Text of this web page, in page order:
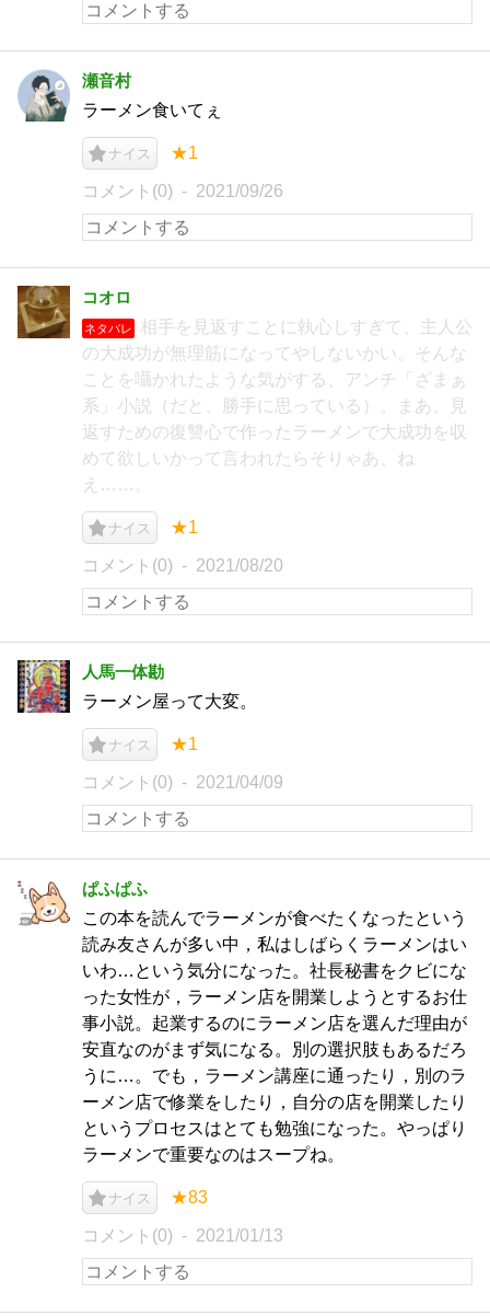
瀬音村
ラーメン食いてぇ
ナイス ★1
コメント(0) 2021/09/26
コオロ
ネタバレ
相手を見返すことに執心しすぎて、主人公
の大成功が無理筋になってやしないかい。そんな
ことを囁かれたような気がする、アンチ「ざまぁ
系」小説（だと、勝手に思っている）。まあ、見
返すための復讐心で作ったラーメンで大成功を収
めて欲しいかって言われたらそりゃあ、ね
え……。
ナイス ★1
コメント(0) 2021/08/20
人馬一体勘
ラーメン屋って大変。
ナイス ★1
コメント(0) 2021/04/09
ぱふぱふ
この本を読んでラーメンが食べたくなったという
読み友さんが多い中，私はしばらくラーメンはい
いわ…という気分になった。社長秘書をクビにな
った女性が，ラーメン店を開業しようとするお仕
事小説。起業するのにラーメン店を選んだ理由が
安直なのがまず気になる。別の選択肢もあるだろ
うに…。でも，ラーメン講座に通ったり，別のラ
ーメン店で修業をしたり，自分の店を開業したり
というプロセスはとても勉強になった。やっぱり
ラーメンで重要なのはスープね。
ナイス ★83
コメント(0) 2021/01/13